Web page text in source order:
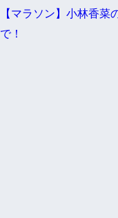
【マラソン】小林香菜
で！